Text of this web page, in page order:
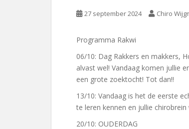
27 september 2024 Chiro
Programma Rakwi
06/10: Dag Rakkers en makkers,
alvast wel! Vandaag komen jullie
een grote zoektocht! Tot dan!!
13/10: Vandaag is het de eerste
te leren kennen en jullie
20/10: OUDERDAG